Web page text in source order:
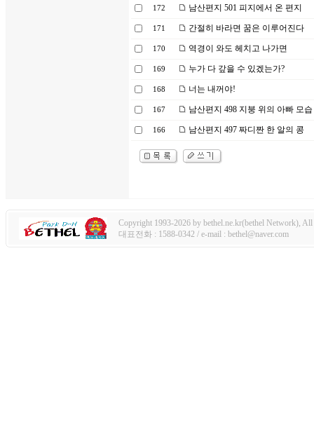
172 남산편지 501 피지에서 온 편지
171 간절히 바라면 꿈은 이루어진다
170 역경이 와도 헤치고 나가면
169 누가 다 갚을 수 있겠는가?
168 너는 내꺼야!
167 남산편지 498 지붕 위의 아빠 모습
166 남산편지 497 짜디짠 한 알의 콩
Copyright 1993-2026 by bethel.ne.kr(bethel Network), All
대표전화 : 1588-0342 / e-mail : bethel@naver.com